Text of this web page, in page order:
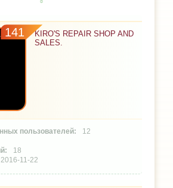
141
KIRO'S REPAIR SHOP AND
SALES.
12
18
2016-11-22